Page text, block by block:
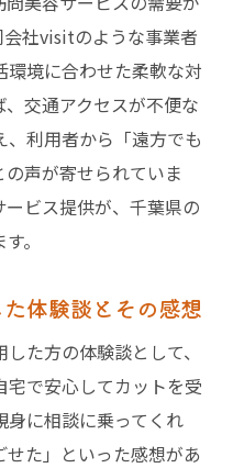
社visitのような事業者
境に合わせた柔軟な対
交通アクセスが不便な
利用者から「遠方でも
声が寄せられていま
ビス提供が、千葉県の
。
体験談とその感想
た方の体験談として、
宅で安心してカットを受
身に相談に乗ってくれ
た」といった感想があ